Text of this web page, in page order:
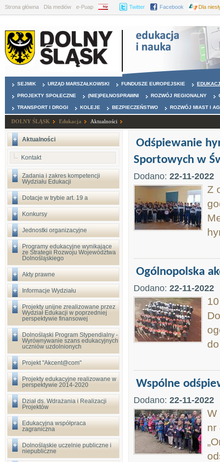
Strona główna Dla mediów e-Puap BIP Twitter Facebook Dla
SEJMIK URZĄD MARSZAŁKOWSKI FUNDUSZE EUROPEJSKIE
PROJEKTY SPOŁECZNE (NIE)PEŁNOSPRAWNI ROZWÓJ REGIONALNY
TRANSPORT I DROGI KOLEJE BEZPIECZEŃSTWO ROZWÓJ MIAST I
DOLNY ŚLĄSK Edukacja Aktualności
Aktualności
Kontakt
Zadania i zakres kompetencji
Wydziału Edukacji
Dotacje w trybie art. 19 a
Konkursy
Jednostki organizacyjne
Programy edukacyjne wynikające
ze Strategii Rozwoju Województwa
Dolnośląskiego
Akty prawne
Informacje Wydziału
Projekty unijne zrealizowane przez
Wydział Edukacji w poprzedniej
perspektywie finansowej
Dolnośląski Program Stypendialny -
Wyrównywanie szans edukacyjnych
uczniów uzdolnionych
Projekt "Akcent@com"
Projekty edukacyjne realizowane w
perspektywie 2014-2020
Dział ds. Wdrażania i Realizacji
Projektów
Edukacyjna współpraca
zagraniczna
Dolnośląskie uczelnie publiczne i
niepubliczne
Odśpiewanie
Sportowych w
Dodano: 22-11-2022
Z
Ogólnopolska
Dodano: 22-11-2022
Wspólne
Dodano: 22-11-2022
W
nr